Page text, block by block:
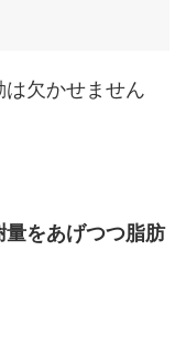
欠かせません
量をあげつつ脂肪